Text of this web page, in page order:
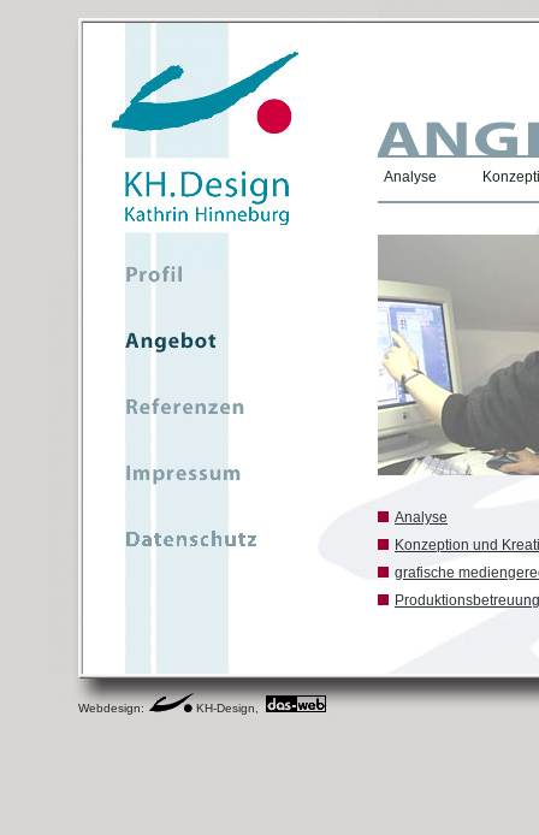
Analyse
Analyse
Konzeption und
grafische
Produktionsbetreuung
Webdesign: KH-Design,